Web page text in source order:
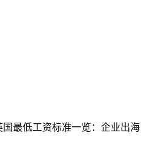
国最低工资标准一览：企业出海